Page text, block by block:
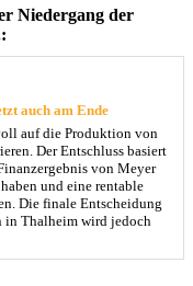
Niedergang der
auch am Ende
auf die Produktion von
Der Entschluss basiert
von Meyer
und eine rentable
Die finale Entscheidung
in Thalheim wird jedoch